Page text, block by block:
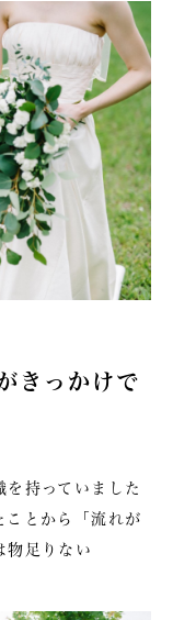
きっかけで
持っていました
ことから「流れが
物足りない